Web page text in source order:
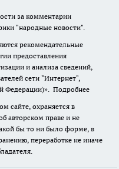
за комментарии
"народные новости".
рекомендательные
предоставления
и анализа сведений,
сети "Интернет",
Федерации)». Подробнее
сайте, охраняется в
авторском праве и не
бы то ни было форме, в
переработке не иначе